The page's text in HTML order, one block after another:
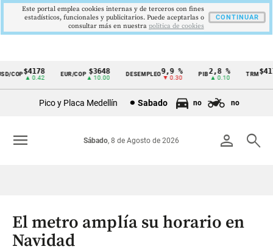
Cintillo
Colombia
COP$4178
▲ 0.42
EUR/COP $3648
▲ 10.00
DESEMPLEO 9,9 %
▼ 0.30
PIB2,8 %
▲ 0.10
TRM
Pico y Placa Medellín Sabado no no
person search
Sábado, 8 de Agosto de 2026
menu
El metro amplía su horario en
Navidad
Este portal emplea cookies internas y de terceros con fines
estadísticos, funcionales y publicitarios. Puede aceptarlas o
consultar más en nuestra politica de cookies
CONTINUAR